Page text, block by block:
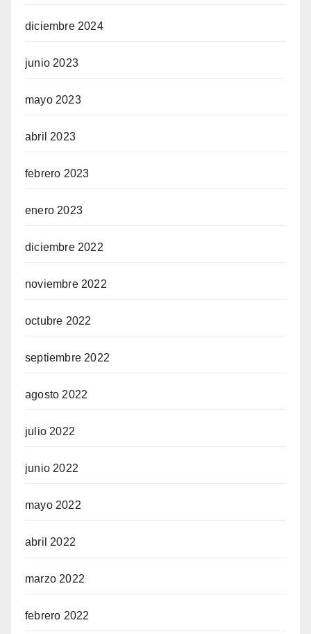
diciembre 2024
junio 2023
mayo 2023
abril 2023
febrero 2023
enero 2023
diciembre 2022
noviembre 2022
octubre 2022
septiembre 2022
agosto 2022
julio 2022
junio 2022
mayo 2022
abril 2022
marzo 2022
febrero 2022